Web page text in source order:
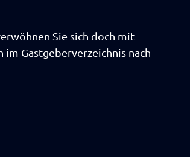
Sie sich doch mit
Gastgeberverzeichnis nach